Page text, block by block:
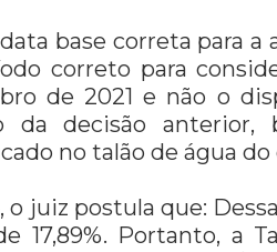
base correta para a
correto para
de 2021 e não o
da decisão
no talão de água
juiz postula que:
17,89%. Portanto, a